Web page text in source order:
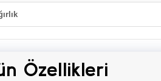
Özellikleri